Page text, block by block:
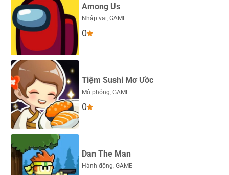
Among Us
Nhập vai, GAME
0
Tiệm Sushi Mơ Ước
Mô phỏng, GAME
0
Dan The Man
Hành động, GAME